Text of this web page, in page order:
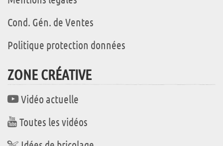
Cond. Gén. de Ventes
Politique protection données
ZONE CRÉATIVE
Vidéo actuelle
Toutes les vidéos